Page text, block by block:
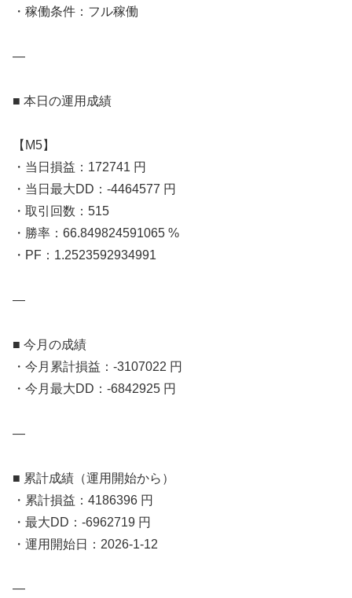
・稼働条件：フル稼働
—
■ 本日の運用成績
【M5】
・当日損益：172741 円
・当日最大DD：-4464577 円
・取引回数：515
・勝率：66.849824591065 %
・PF：1.2523592934991
—
■ 今月の成績
・今月累計損益：-3107022 円
・今月最大DD：-6842925 円
—
■ 累計成績（運用開始から）
・累計損益：4186396 円
・最大DD：-6962719 円
・運用開始日：2026-1-12
—